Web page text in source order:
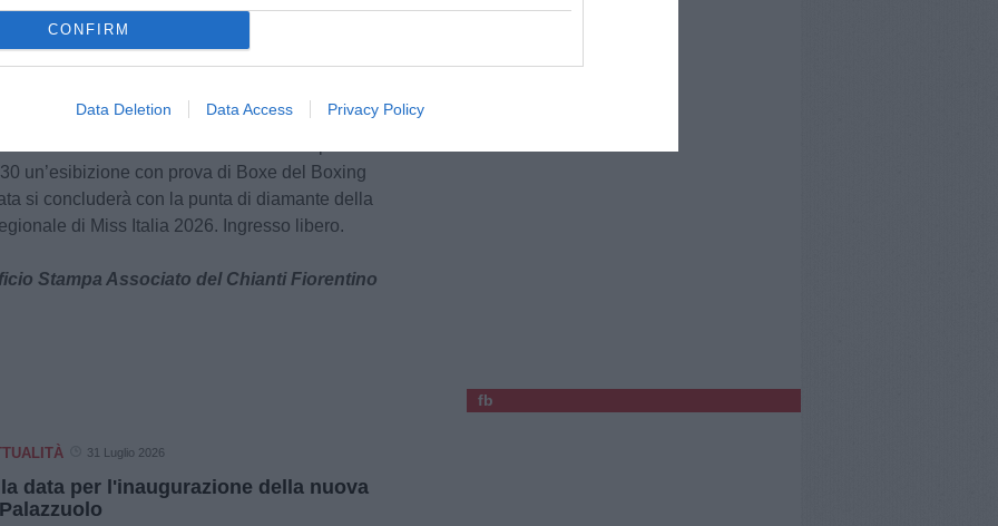
CONFIRM
Data Deletion Data Access Privacy Policy
territorio – dice ilsindaco David Baroncelli
anche a stimolare e coinvolgere le nuove
centrale nell’organizzazione della festa".
7 giugno, è prevista alle ore 18 la
della Pubblica Assistenza di Campi
un’esibizione con prova di Boxe del Boxing
si concluderà con la punta di diamante della
di Miss Italia 2026. Ingresso libero.
Stampa Associato del Chianti Fiorentino
31 Luglio 2026
data per l'inaugurazione della nuova
fb